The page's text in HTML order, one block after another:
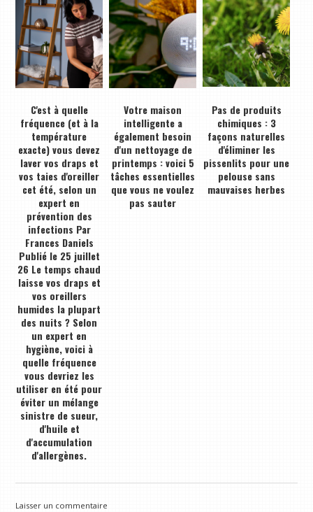
C'est à quelle
fréquence (et à la
température
exacte) vous devez
laver vos draps et
vos taies d'oreiller
cet été, selon un
expert en
prévention des
infections Par
Frances Daniels
Publié le 25 juillet
26 Le temps chaud
laisse vos draps et
vos oreillers
humides la plupart
des nuits ? Selon
un expert en
hygiène, voici à
quelle fréquence
vous devriez les
utiliser en été pour
éviter un mélange
sinistre de sueur,
d'huile et
d'accumulation
d'allergènes.
Votre maison
intelligente a
également besoin
d'un nettoyage de
printemps : voici 5
tâches essentielles
que vous ne voulez
pas sauter
Pas de produits
chimiques : 3
façons naturelles
d'éliminer les
pissenlits pour une
pelouse sans
mauvaises herbes
Laisser un commentaire